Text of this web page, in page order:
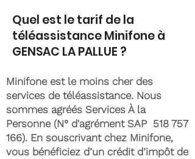
Quel est le tarif de la
téléassistance Minifone à
GENSAC LA PALLUE ?
Minifone est le moins cher des
services de téléassistance. Nous
sommes agréés Services À la
Personne (N° d'agrément SAP 518 757
166). En souscrivant chez Minifone,
vous bénéficiez d’un crédit d’impôt de